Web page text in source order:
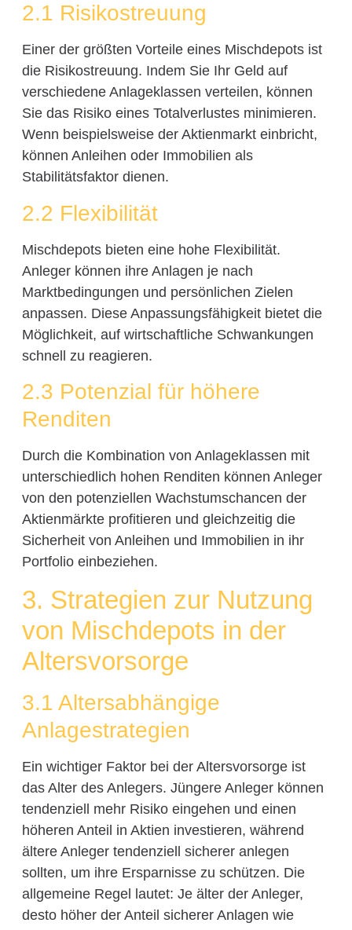
2.1 Risikostreuung
Einer der größten Vorteile eines Mischdepots ist
die Risikostreuung. Indem Sie Ihr Geld auf
verschiedene Anlageklassen verteilen, können
Sie das Risiko eines Totalverlustes minimieren.
Wenn beispielsweise der Aktienmarkt einbricht,
können Anleihen oder Immobilien als
Stabilitätsfaktor dienen.
2.2 Flexibilität
Mischdepots bieten eine hohe Flexibilität.
Anleger können ihre Anlagen je nach
Marktbedingungen und persönlichen Zielen
anpassen. Diese Anpassungsfähigkeit bietet die
Möglichkeit, auf wirtschaftliche Schwankungen
schnell zu reagieren.
2.3 Potenzial für höhere
Renditen
Durch die Kombination von Anlageklassen mit
unterschiedlich hohen Renditen können Anleger
von den potenziellen Wachstumschancen der
Aktienmärkte profitieren und gleichzeitig die
Sicherheit von Anleihen und Immobilien in ihr
Portfolio einbeziehen.
3. Strategien zur Nutzung
von Mischdepots in der
Altersvorsorge
3.1 Altersabhängige
Anlagestrategien
Ein wichtiger Faktor bei der Altersvorsorge ist
das Alter des Anlegers. Jüngere Anleger können
tendenziell mehr Risiko eingehen und einen
höheren Anteil in Aktien investieren, während
ältere Anleger tendenziell sicherer anlegen
sollten, um ihre Ersparnisse zu schützen. Die
allgemeine Regel lautet: Je älter der Anleger,
desto höher der Anteil sicherer Anlagen wie